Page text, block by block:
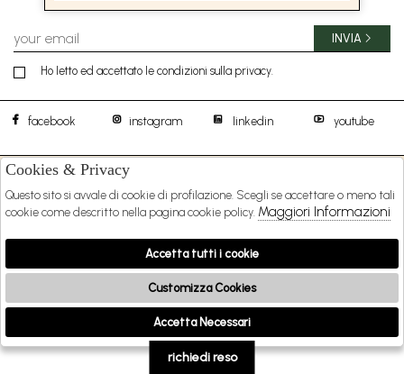
Ho letto ed accettato le condizioni sulla privacy.
INVIA
facebook instagram linkedin youtube
DISTIBUTED BY
SHOPPING
EXTRA
2026 BOREAL 1957 s.r.l. - P.iva : 09481231216 Powered by
🍪
richiedi reso
Cookies & Privacy
Questo sito si avvale di cookie di profilazione. Scegli se accettare o meno tali
cookie come descritto nella pagina cookie policy. Maggiori Informazioni
Accetta tutti i cookie
Customizza Cookies
Accetta Necessari